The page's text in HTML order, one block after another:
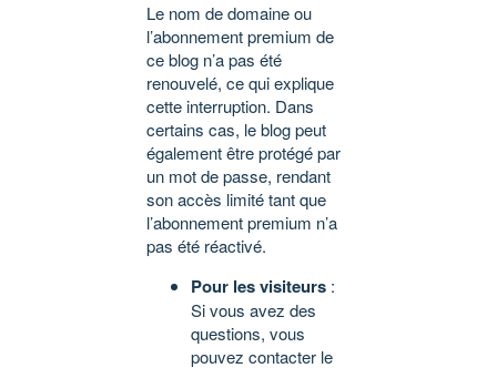
Le nom de domaine ou
l’abonnement premium de
ce blog n’a pas été
renouvelé, ce qui explique
cette interruption. Dans
certains cas, le blog peut
également être protégé par
un mot de passe, rendant
son accès limité tant que
l’abonnement premium n’a
pas été réactivé.
Pour les visiteurs :
Si vous avez des
questions, vous
pouvez contacter le